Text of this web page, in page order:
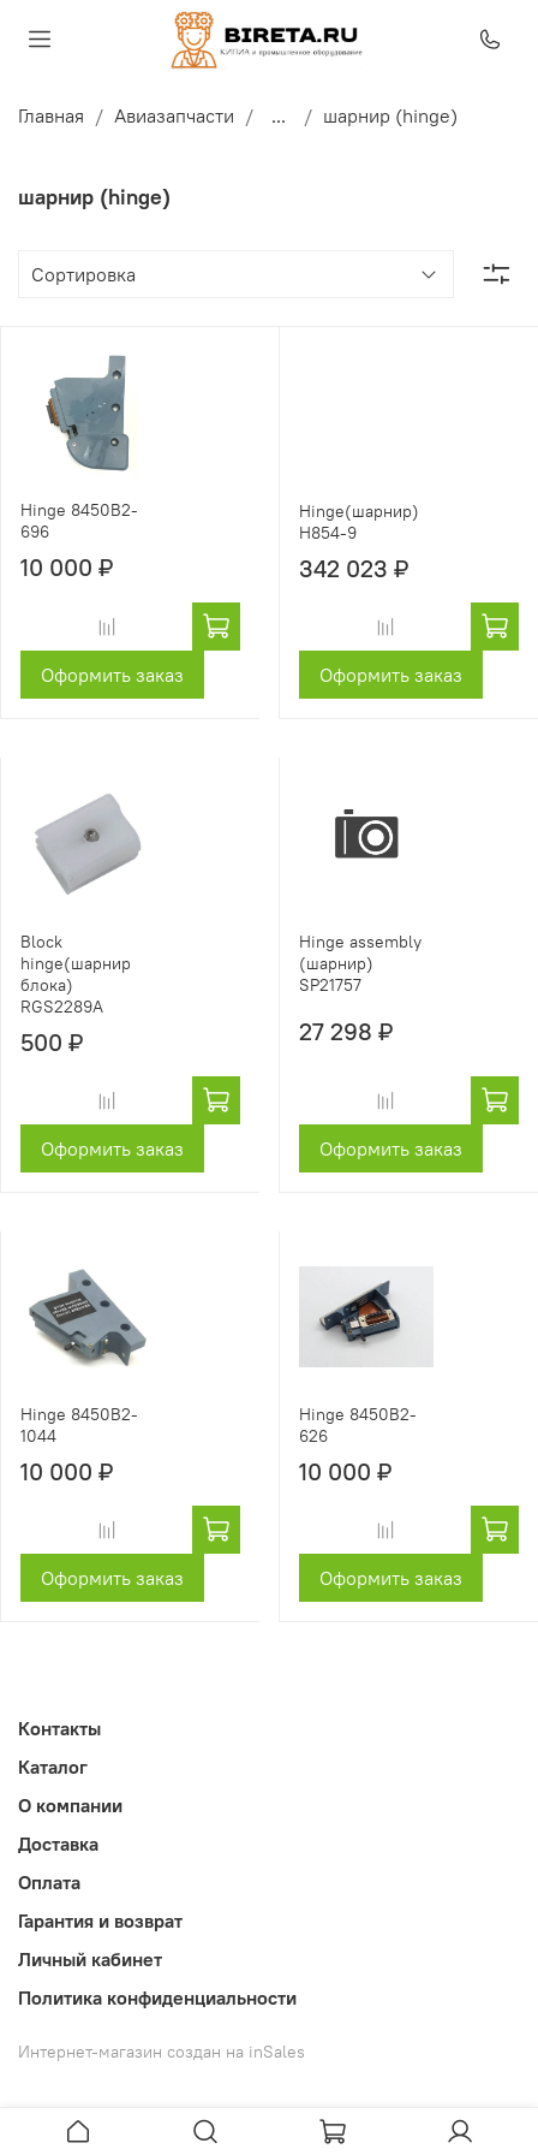
Главная Авиазапчасти ... шарнир (hinge)
шарнир (hinge)
Hinge 8450B2-
696
10 000 ₽
Оформить заказ
Hinge(шарнир)
H854-9
342 023 ₽
Оформить заказ
Block
hinge(шарнир
блока)
RGS2289A
500 ₽
Оформить заказ
Hinge assembly
(шарнир)
SP21757
27 298 ₽
Оформить заказ
Hinge 8450B2-
1044
10 000 ₽
Оформить заказ
Hinge 8450B2-
626
10 000 ₽
Оформить заказ
Контакты
Каталог
О компании
Доставка
Оплата
Гарантия и возврат
Личный кабинет
Политика конфиденциальности
Интернет-магазин создан на inSales